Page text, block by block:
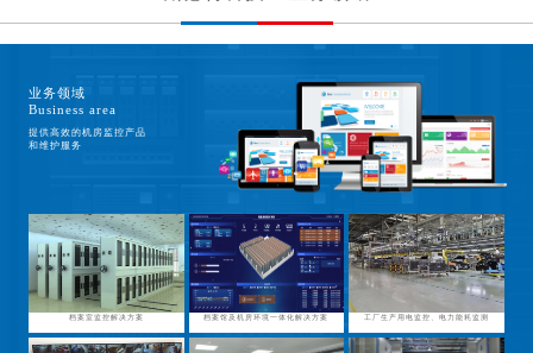
业务领域
Business area
提供高效的机房监控产品
和维护服务
档案室监控解决方案 档案馆及机房环境一体化解决方案 工厂生产用电监控、电力能耗监测